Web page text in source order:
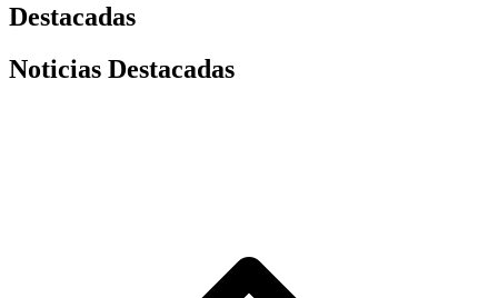
Destacadas
Noticias Destacadas